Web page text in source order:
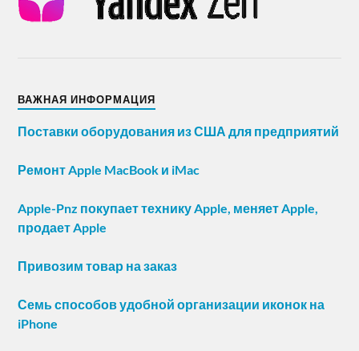
ВАЖНАЯ ИНФОРМАЦИЯ
Поставки оборудования из США для предприятий
Ремонт Apple MacBook и iMac
Apple-Pnz покупает технику Apple, меняет Apple,
продает Apple
Привозим товар на заказ
Семь способов удобной организации иконок на
iPhone